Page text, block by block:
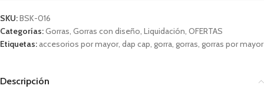
SKU:BSK-016
Categorías:Gorras, Gorras con diseño, Liquidación, OFERTAS
Etiquetas: accesorios por mayor, dap cap, gorra, gorras, gorras por mayor
Descripción